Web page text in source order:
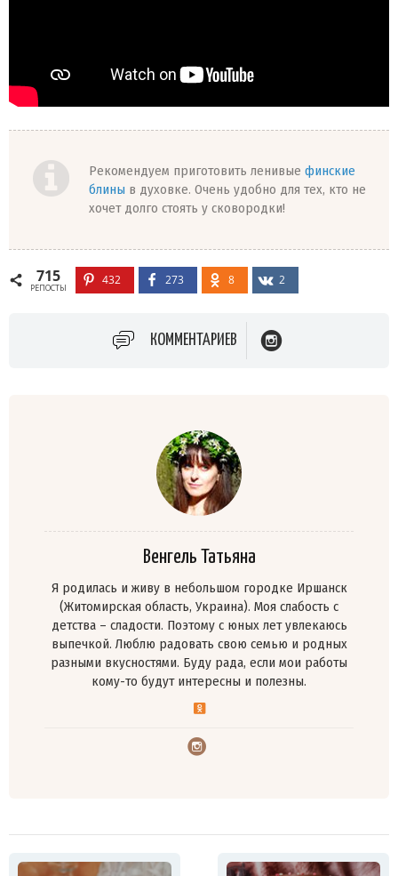
Рекомендуем приготовить ленивые финские
блины в духовке. Очень удобно для тех, кто не
хочет долго стоять у сковородки!
715
РЕПОСТЫ
432 273 8 2
КОММЕНТАРИЕВ
Венгель Татьяна
Я родилась и живу в небольшом городке Иршанск
(Житомирская область, Украина). Моя слабость с
детства – сладости. Поэтому с юных лет увлекаюсь
выпечкой. Люблю радовать свою семью и родных
разными вкусностями. Буду рада, если мои работы
кому-то будут интересны и полезны.